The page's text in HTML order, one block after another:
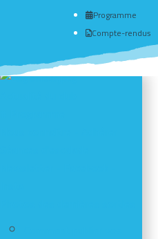
Programme
Compte-rendus